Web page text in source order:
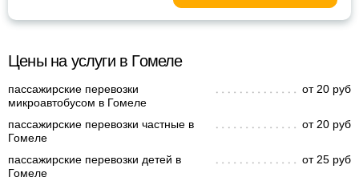
Цены на услуги в Гомеле
пассажирские перевозки
микроавтобусом в Гомеле
от 20 руб
пассажирские перевозки частные в
Гомеле
от 20 руб
пассажирские перевозки детей в
Гомеле
от 25 руб